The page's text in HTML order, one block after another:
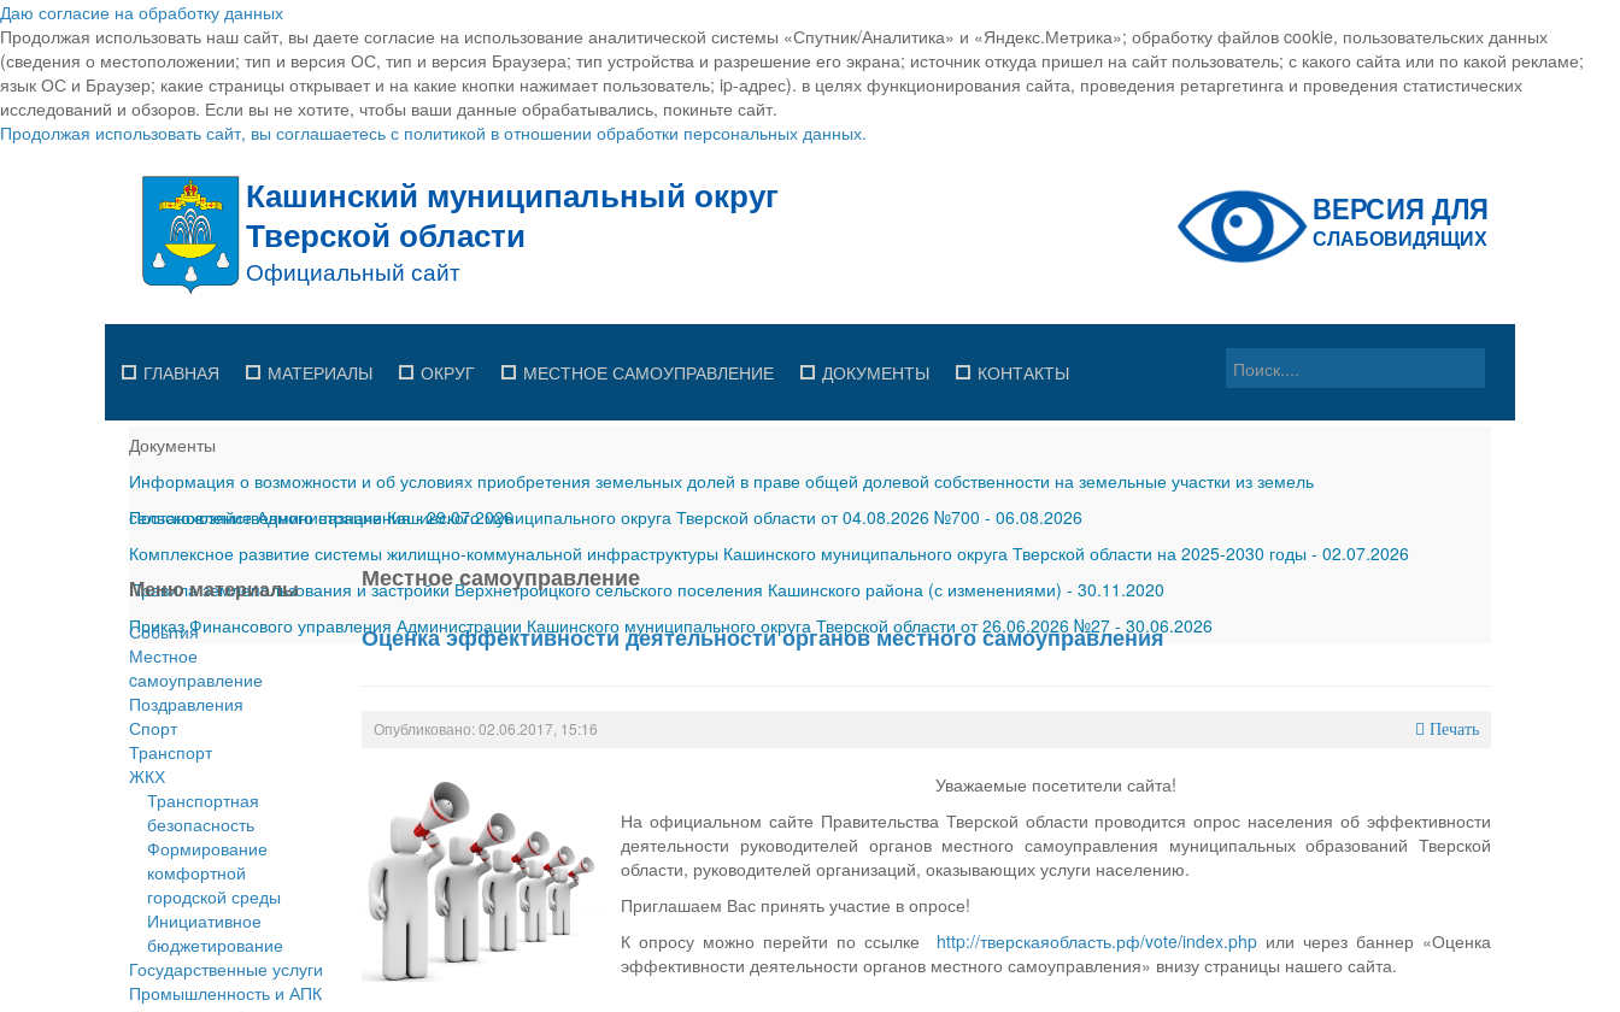
Даю согласие на обработку данных
Продолжая использовать наш сайт, вы даете согласие на использование аналитической системы «Спутник/Аналитика» и «Яндекс.Метрика»; обработку файлов cookie, пользовательских данных
(сведения о местоположении; тип и версия ОС, тип и версия Браузера; тип устройства и разрешение его экрана; источник откуда пришел на сайт пользователь; с какого сайта или по какой рекламе;
язык ОС и Браузер; какие страницы открывает и на какие кнопки нажимает пользователь; ip-адрес). в целях функционирования сайта, проведения ретаргетинга и проведения статистических
исследований и обзоров. Если вы не хотите, чтобы ваши данные обрабатывались, покиньте сайт.
Продолжая использовать сайт, вы соглашаетесь с политикой в отношении обработки персональных данных.
ГЛАВНАЯ МАТЕРИАЛЫ ОКРУГ МЕСТНОЕ САМОУПРАВЛЕНИЕ ДОКУМЕНТЫ КОНТАКТЫ
Документы
Информация о возможности и об условиях приобретения земельных долей в праве общей долевой собственности на земельные участки из земель
сельскохозяйственного назначения-29.07.2026
Постановление Администрации Кашинского муниципального округа Тверской области от 04.08.2026 №700 - 06.08.2026
Комплексное развитие системы жилищно-коммунальной инфраструктуры Кашинского муниципального округа Тверской области на 2025-2030 годы - 02.07.2026
Правила землепользования и застройки Верхнетроицкого сельского поселения Кашинского района (с изменениями) - 30.11.2020
Приказ Финансового управления Администрации Кашинского муниципального округа Тверской области от 26.06.2026 №27 - 30.06.2026
Меню материалы
События
Местное
cамоуправление
Поздравления
Спорт
Транспорт
ЖКХ
Транспортная
безопасность
Формирование
комфортной
городской среды
Инициативное
бюджетирование
Государственные услуги
Промышленность и АПК
Местное cамоуправление
Оценка эффективности деятельности органов местного самоуправления
Опубликовано: 02.06.2017, 15:16 Печать
Уважаемые посетители сайта!
На официальном сайте Правительства Тверской области проводится опрос населения об эффективности
деятельности руководителей органов местного самоуправления муниципальных образований Тверской
области, руководителей организаций, оказывающих услуги населению.
Приглашаем Вас принять участие в опросе!
К опросу можно перейти по ссылке http://тверскаяобласть.рф/vote/index.php или через баннер «Оценка
эффективности деятельности органов местного самоуправления» внизу страницы нашего сайта.